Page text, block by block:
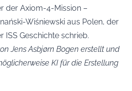
der Axiom-4-Mission –
Wiśniewski aus Polen, der
ISS Geschichte schrieb.
Jens Asbjørn Bogen erstellt und
KI für die Erstellung